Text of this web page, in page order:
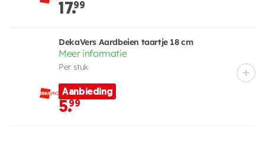
17.99
DekaVers Aardbeien taartje 18 cm
Meer informatie
Per stuk
Aanbieding
5.99